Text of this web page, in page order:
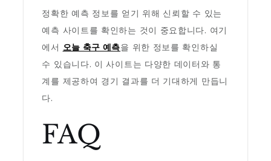
정확한 예측 정보를 얻기 위해 신뢰할 수 있는
예측 사이트를 확인하는 것이 중요합니다. 여기
에서 오늘 축구 예측을 위한 정보를 확인하실
수 있습니다. 이 사이트는 다양한 데이터와 통
계를 제공하여 경기 결과를 더 기대하게 만듭니
다.
FAQ